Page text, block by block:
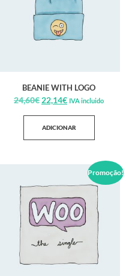
BEANIE WITH LOGO
24,60€ 22,14€ IVA incluido
ADICIONAR
Promoção!